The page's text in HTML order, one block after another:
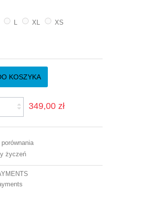
XL
XS
KOSZYKA
349,00 zł
życzeń